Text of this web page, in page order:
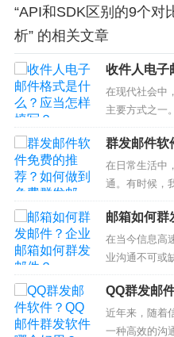
“API和SDK区别的9个对
析” 的相关文章
收件人电子
写？
在现代社会中
主要方式之一
感到困惑，尤
们应该如何正
下是一些建议
人格式。1. 电
子邮件地址的
群发邮件软
群发邮件？
在日常生活中
通。有时候，
这时候使用群
下面将为您介
您如何使用它
件免费的推荐
迎的群发邮件
邮箱如何群
件？
在当今信息高
业沟通不可或
地群发邮件是
手段。本文将
其是企业邮箱
服务在进行邮
QQ群发邮
好用？
近年来，随着
一种高效的沟